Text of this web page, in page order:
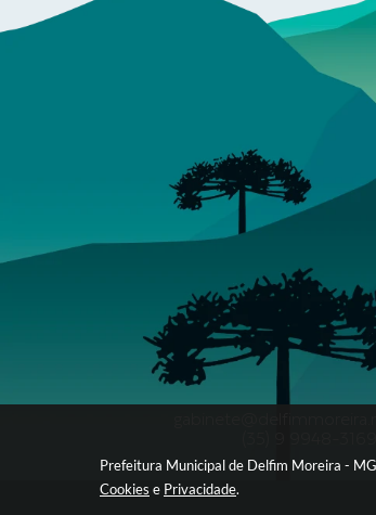
Prefeitura Municipal de Delfim Moreira -
Cookies e Privacidade.